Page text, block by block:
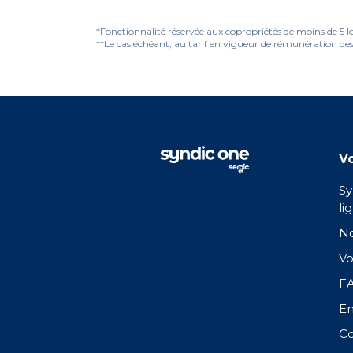
*Fonctionnalité réservée aux copropriétés de moins de 5
**Le cas échéant, au tarif en vigueur de rémunération